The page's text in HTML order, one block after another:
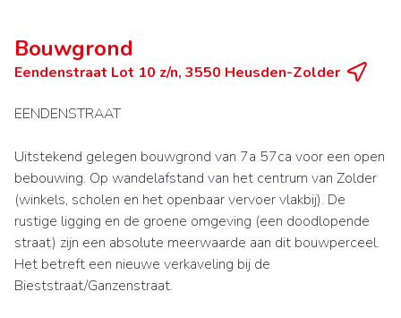
Bouwgrond
Eendenstraat Lot 10 z/n, 3550 Heusden-Zolder
EENDENSTRAAT
Uitstekend gelegen bouwgrond van 7a 57ca voor een open
bebouwing. Op wandelafstand van het centrum van Zolder
(winkels, scholen en het openbaar vervoer vlakbij). De
rustige ligging en de groene omgeving (een doodlopende
straat) zijn een absolute meerwaarde aan dit bouwperceel.
Het betreft een nieuwe verkaveling bij de
Bieststraat/Ganzenstraat.